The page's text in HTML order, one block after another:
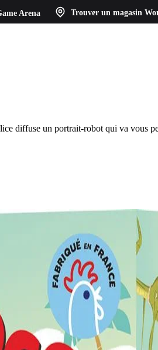
Arena Trouver un magasin
diffuse un portrait-robot qui va vous